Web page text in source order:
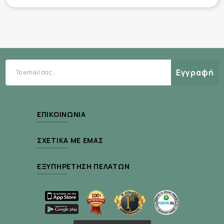
συντηρητικά μη εγκεκριμένα από την Ecocert
Εγγραφή
ΕΠΙΚΟΙΝΩΝΊΑ
ΣΧΕΤΙΚΆ ΜΕ ΕΜΆΣ
ΕΞΥΠΗΡΈΤΗΣΗ ΠΕΛΑΤΏΝ